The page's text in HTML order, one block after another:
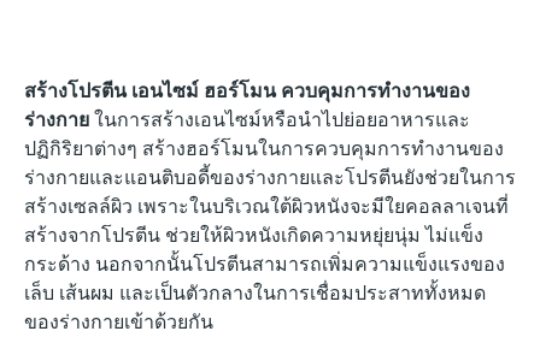
สร้างโปรตีน เอนไซม์ ฮอร์โมน ควบคุมการทำงานของ
ร่างกายในการสร้างเอนไซม์หรือนำไปย่อยอาหารและ
ปฏิกิริยาต่างๆ สร้างฮอร์โมนในการควบคุมการทำงานของ
ร่างกายและแอนติบอดี้ของร่างกายและโปรตีนยังช่วยในการ
สร้างเซลล์ผิว เพราะในบริเวณใต้ผิวหนังจะมีใยคอลลาเจนที่
สร้างจากโปรตีน ช่วยให้ผิวหนังเกิดความหยุ่ยนุ่ม ไม่แข็ง
กระด้าง นอกจากนั้นโปรตีนสามารถเพิ่มความแข็งแรงของ
เล็บ เส้นผม และเป็นตัวกลางในการเชื่อมประสาททั้งหมด
ของร่างกายเข้าด้วยกัน